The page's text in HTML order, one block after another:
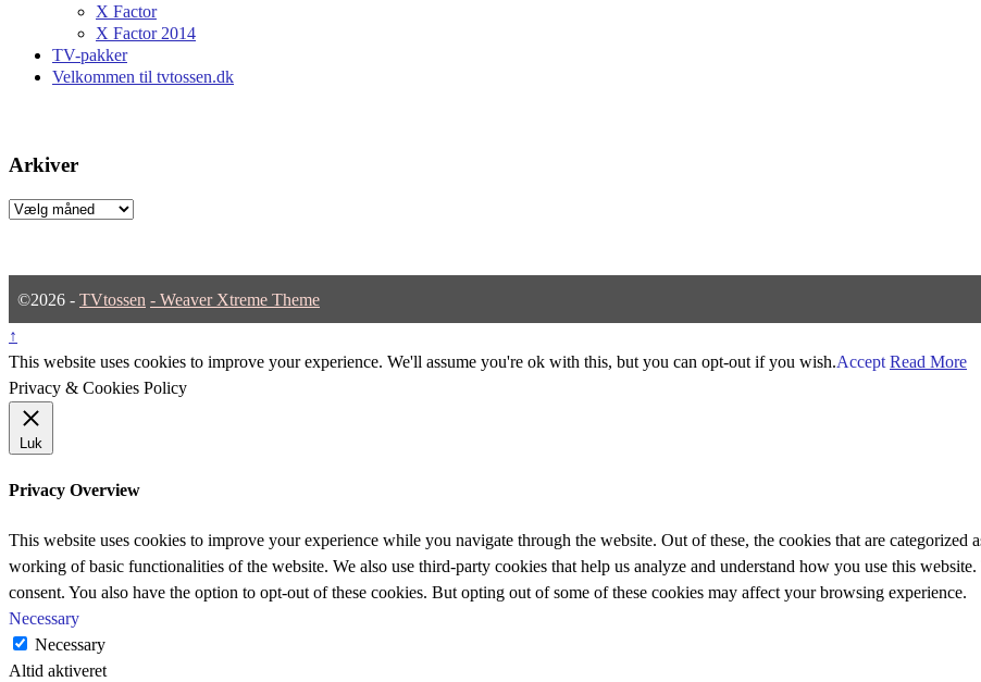
X Factor
X Factor 2014
TV-pakker
Velkommen til tvtossen.dk
Arkiver
Arkiver
©2026 - TVtossen - Weaver Xtreme Theme
↑
This website uses cookies to improve your experience. We'll assume you're ok with this, but you can opt-out if you wish.Accept Read More
Privacy & Cookies Policy
Luk
Privacy Overview
This website uses cookies to improve your experience while you navigate through the website. Out of these, the cookies that are categorized
working of basic functionalities of the website. We also use third-party cookies that help us analyze and understand how you use this
consent. You also have the option to opt-out of these cookies. But opting out of some of these cookies may affect your browsing experience.
Necessary
Necessary
Altid aktiveret